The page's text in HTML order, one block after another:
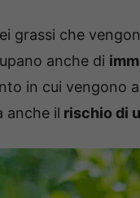
grassi che
anche di
in cui vengono
anche il rischio di